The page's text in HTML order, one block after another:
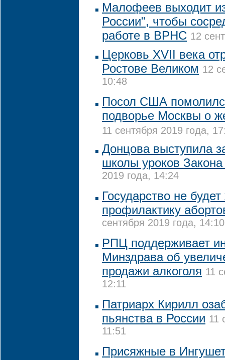
Малофеев выходит
России", чтобы
работе в ВРНС 12
Церковь XVII века
Ростове Великом 12
10:48
Посол США
подворье Москвы о
11 сентября 2019 года,
Донцова выступила
школы уроков
2019 года, 14:24
Государство не
профилактику
сентября 2019 года, 14:10
РПЦ поддерживает
Минздрава об
продажи алкоголя 11
12:11
Патриарх Кирилл
пьянства в России 11
11:51
Присяжные в